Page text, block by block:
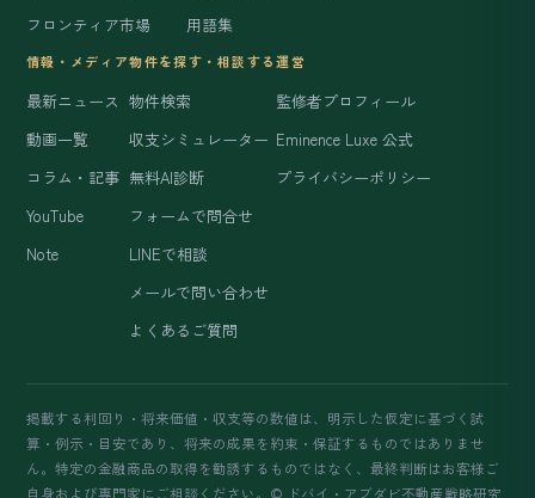
フロンティア市場
用語集
情報・メディア
最新ニュース
動画一覧
コラム・記事
YouTube
Note
物件を探す・相談する
物件検索
収支シミュレーター
無料AI診断
フォームで問合せ
LINEで相談
メールで問い合わせ
よくあるご質問
運営
監修者プロフィール
Eminence Luxe 公式
プライバシーポリシー
掲載する利回り・将来価値・収支等の数値は、明示した仮定に基づく試
算・例示・目安であり、将来の成果を約束・保証するものではありませ
ん。特定の金融商品の取得を勧誘するものではなく、最終判断はお客様ご
自身および専門家にご相談ください。© ドバイ・アブダビ不動産戦略研究